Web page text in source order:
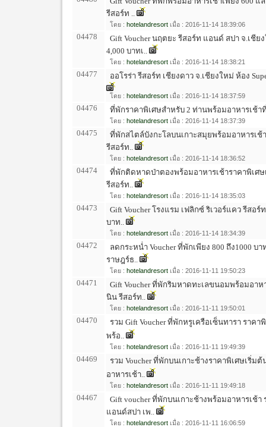
รีสอร์ท ..
โดย : hotelandresort เมื่อ : 2016-11-14 18:39:06
04478
Gift Voucher นฤตยะ รีสอร์ท แอนด์ สปา จ.เชีย
4,000 บาทเ..
โดย : hotelandresort เมื่อ : 2016-11-14 18:38:21
04477 ออโรร่า รีสอร์ท เชียงดาว จ.เชียงใหม่ ห้อง
โดย : hotelandresort เมื่อ : 2016-11-14 18:37:59
04476 ที่พักราคาพิเศษสำหรับ 2 ท่านพร้อมอาหารเช้า
โดย : hotelandresort เมื่อ : 2016-11-14 18:37:39
04475
ที่พักสไตล์บังกะโลบนเกาะสมุยพร้อมอาหารเ
รีสอร์ท..
โดย : hotelandresort เมื่อ : 2016-11-14 18:36:52
04474
ที่พักติดหาดป่าตองพร้อมอาหารเช้าราคาพิเศษ
รีสอร์ท..
โดย : hotelandresort เมื่อ : 2016-11-14 18:35:03
04473
Gift Voucher โรงแรม เฟลิกซ์ ริเวอร์แคว รีสอร์
บาท..
โดย : hotelandresort เมื่อ : 2016-11-14 18:34:39
04472
ลดกระหน่ำ Voucher ที่พักเพียง 800 ถึง1000
ราษฎร์ธ..
โดย : hotelandresort เมื่อ : 2016-11-11 19:50:23
04471
Gift Voucher ที่พักริมหาดทะเลขนอมพร้อมอาห
นิน รีสอร์ท..
โดย : hotelandresort เมื่อ : 2016-11-11 19:50:01
04470
รวม Gift Voucher ที่พักหรูเครือเซ็นทารา ราคา
พร้อ..
โดย : hotelandresort เมื่อ : 2016-11-11 19:49:39
04469
รวม Voucher ที่พักบนเกาะช้างราคาพิเศษเริ่มต้
อาหารเช้า..
โดย : hotelandresort เมื่อ : 2016-11-11 19:49:18
04467
Gift voucher ที่พักบนเกาะช้างพร้อมอาหารเช้า
แอนด์สปา เพ..
โดย : hotelandresort เมื่อ : 2016-11-11 16:06:59